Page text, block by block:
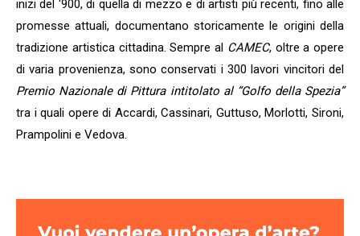
inizi del ‘900, di quella di mezzo e di artisti più recenti, fino alle
promesse attuali, documentano storicamente le origini della
tradizione artistica cittadina. Sempre al CAMEC, oltre a opere
di varia provenienza, sono conservati i 300 lavori vincitori del
Premio Nazionale di Pittura intitolato al “Golfo della Spezia”
tra i quali opere di Accardi, Cassinari, Guttuso, Morlotti, Sironi,
Prampolini e Vedova.